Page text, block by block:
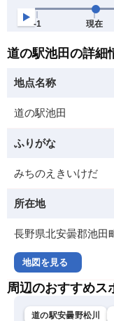
道の駅池田の詳細
地点名称
道の駅池田
ふりがな
みちのえきいけだ
所在地
長野県北安曇郡池田
地図を見る
周辺のおすすめス
道の駅安曇野松川